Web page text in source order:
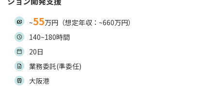
~55万円（想定年収：~660万円）
140~180時間
20日
業務委託(準委任)
大阪港